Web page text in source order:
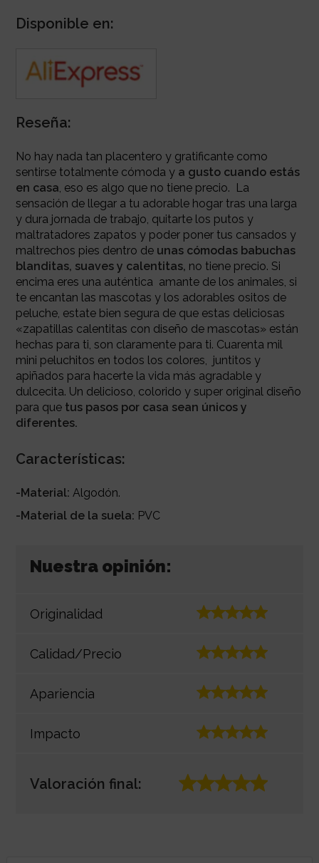
Disponible en:
Reseña:
No hay nada tan placentero y gratificante como
sentirse totalmente cómoda y a gusto cuando estás
en casa, eso es algo que no tiene precio. La
sensación de llegar a tu adorable hogar tras una larga
y dura jornada de trabajo, quitarte los putos y
maltratadores zapatos y poder poner tus cansados y
maltrechos pies dentro de unas cómodas babuchas
blanditas, suaves y calentitas, no tiene precio. Si
encima eres una auténtica amante de los animales, si
te encantan las mascotas y los adorables ositos de
peluche, estate bien segura de que estas deliciosas
«zapatillas calentitas con diseño de mascotas» están
hechas para ti, son claramente para ti. Cuarenta mil
mini peluchitos en todos los colores, juntitos y
apiñados para hacerte la vida más agradable y
dulcecita. Un delicioso, colorido y super original diseño
para que tus pasos por casa sean únicos y
diferentes.
Características:
-Material: Algodón.
-Material de la suela: PVC
Nuestra opinión:
Originalidad
Calidad/Precio
Apariencia
Impacto
Valoración final: